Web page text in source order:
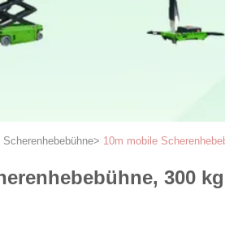
Scherenhebebühne> 10m mobile
300